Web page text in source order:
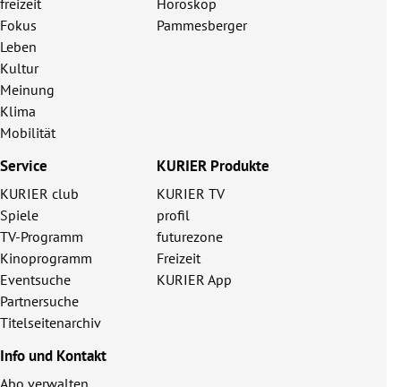
Fokus
Leben
Kultur
Meinung
Klima
Mobilität
Pammesberger
Service
KURIER club
Spiele
TV-Programm
Kinoprogramm
Eventsuche
Partnersuche
Titelseitenarchiv
KURIER Produkte
KURIER TV
profil
futurezone
Freizeit
KURIER App
Info und Kontakt
Abo verwalten